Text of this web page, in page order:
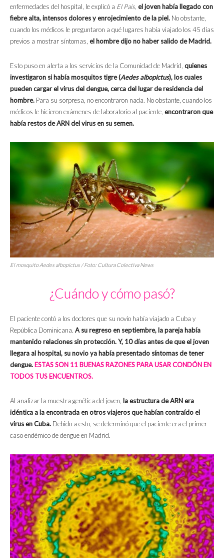
enfermedades del hospital, le explicó a El País, el joven había llegado con
fiebre alta, intensos dolores y enrojecimiento de la piel. No obstante,
cuando los médicos le preguntaron a qué lugares había viajado los 45 días
previos a mostrar síntomas, el hombre dijo no haber salido de Madrid.
Esto puso en alerta a los servicios de la Comunidad de Madrid, quienes
investigaron si había mosquitos tigre (Aedes albopictus), los cuales
pueden cargar el virus del dengue, cerca del lugar de residencia del
hombre. Para su sorpresa, no encontraron nada. No obstante, cuando los
médicos le hicieron exámenes de laboratorio al paciente, encontraron que
había restos de ARN del virus en su semen.
El mosquito Aedes albopictus / Foto: Cultura Colectiva News
¿Cuándo y cómo pasó?
El paciente contó a los doctores que su novio había viajado a Cuba y
República Dominicana. A su regreso en septiembre, la pareja había
mantenido relaciones sin protección. Y, 10 días antes de que el joven
llegara al hospital, su novio ya había presentado síntomas de tener
dengue. ESTAS SON 11 BUENAS RAZONES PARA USAR CONDÓN EN
TODOS TUS ENCUENTROS.
Al analizar la muestra genética del joven, la estructura de ARN era
idéntica a la encontrada en otros viajeros que habían contraído el
virus en Cuba. Debido a esto, se determinó que el paciente era el primer
caso endémico de dengue en Madrid.